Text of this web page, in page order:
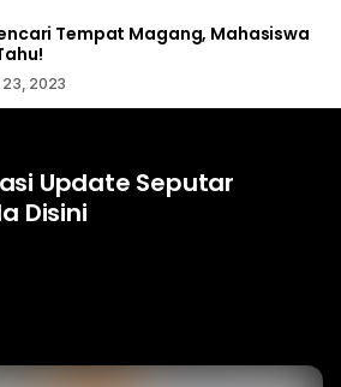
Tempat Magang, Mahasiswa
2023
Update Seputar
Disini